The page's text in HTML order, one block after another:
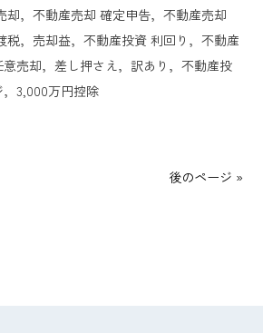
却，不動産売却 確定申告，不動産売却
税，売却益，不動産投資 利回り，不動産
売却，差し押さえ，訳あり，不動産投
3,000万円控除
後のページ »